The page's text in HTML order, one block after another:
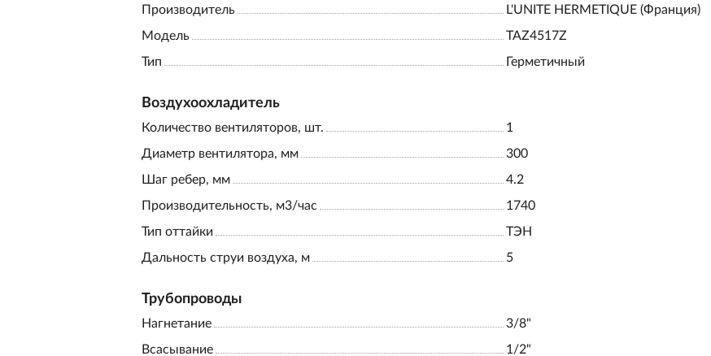
Производитель
L'UNITE HERMETIQUE (Франция)
Модель
TAZ4517Z
Тип
Герметичный
Воздухоохладитель
Количество вентиляторов, шт.
1
Диаметр вентилятора, мм
300
Шаг ребер, мм
4.2
Производительность, м3/час
1740
Тип оттайки
ТЭН
Дальность струи воздуха, м
5
Трубопроводы
Нагнетание
3/8"
Всасывание
1/2"